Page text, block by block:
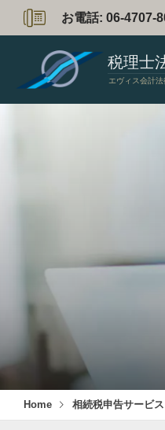
お電話: 06-4707-
税理士
エヴィス会計
Home 相続税申告サービス